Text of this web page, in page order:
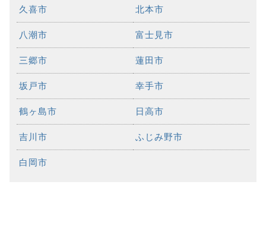
久喜市 北本市
八潮市 富士見市
三郷市 蓮田市
坂戸市 幸手市
鶴ヶ島市 日高市
吉川市 ふじみ野市
白岡市